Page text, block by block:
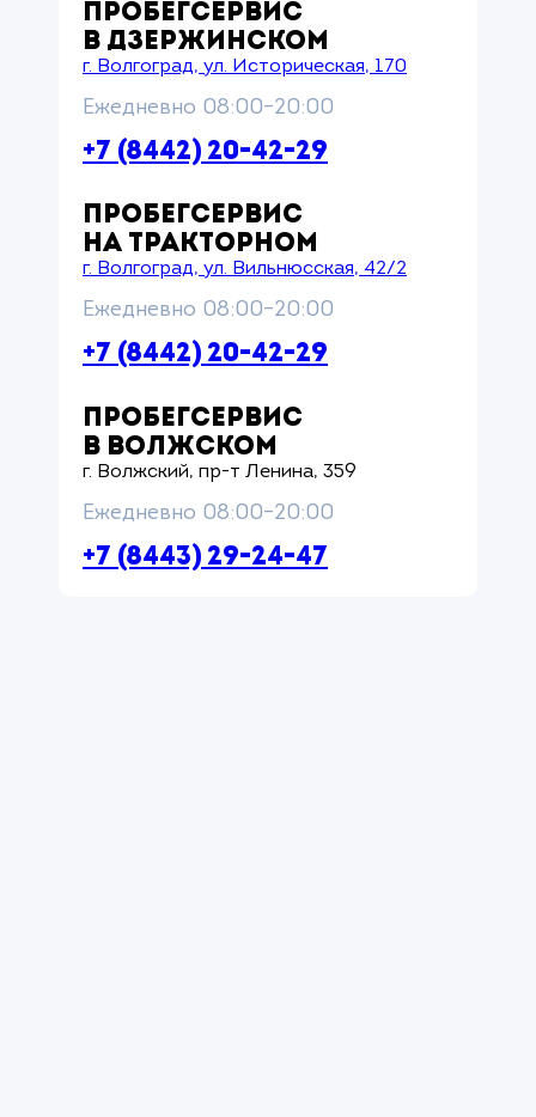
ПРОБЕГСЕРВИС
В ДЗЕРЖИНСКОМ
г. Волгоград, ул. Историческая, 170
Ежедневно 08:00–20:00
+7 (8442) 20-42-29
ПРОБЕГСЕРВИС
НА ТРАКТОРНОМ
г. Волгоград, ул. Вильнюсская, 42/2
Ежедневно 08:00–20:00
+7 (8442) 20-42-29
ПРОБЕГСЕРВИС
В ВОЛЖСКОМ
г. Волжский, пр-т Ленина, 359
Ежедневно 08:00–20:00
+7 (8443) 29-24-47